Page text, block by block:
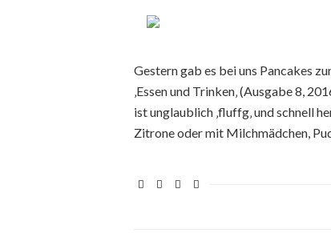
Gestern gab es bei uns Pancakes
‚Essen und Trinken‚ (Ausgabe 8,
ist unglaublich ‚fluffg‚ und schnell
Zitrone oder mit Milchmädchen,